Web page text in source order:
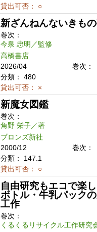
貸出可否：
○
新ざんねんないきも
巻次：
今泉 忠明／監修
高橋書店
2026/04
巻次：
分類：
480
貸出可否：
×
新魔女図鑑
巻次：
角野 栄子／著
ブロンズ新社
2000/12
巻次：
分類：
147.1
貸出可否：
○
自由研究もエコで楽
ボトル・牛乳パック
工作
巻次：
くるくるリサイクル工作研究